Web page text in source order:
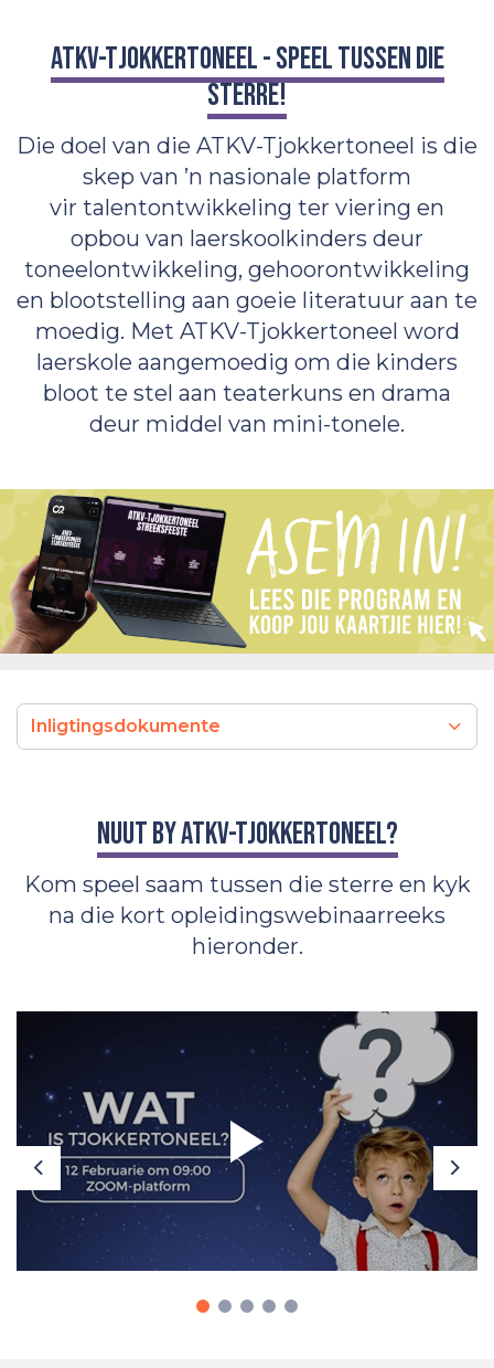
ATKV-Tjokkertoneel - Speel tussen die
sterre!
Die doel van die ATKV-Tjokkertoneel is die
skep van ’n nasionale platform
vir talentontwikkeling ter viering en
opbou van laerskoolkinders deur
toneelontwikkeling, gehoorontwikkeling
en blootstelling aan goeie literatuur aan te
moedig. Met ATKV-Tjokkertoneel word
laerskole aangemoedig om die kinders
bloot te stel aan teaterkuns en drama
deur middel van mini-tonele.
Inligtingsdokumente
NUUT BY ATKV-TJOKKERTONEEL?
Kom speel saam tussen die sterre en kyk
na die kort opleidingswebinaarreeks
hieronder.